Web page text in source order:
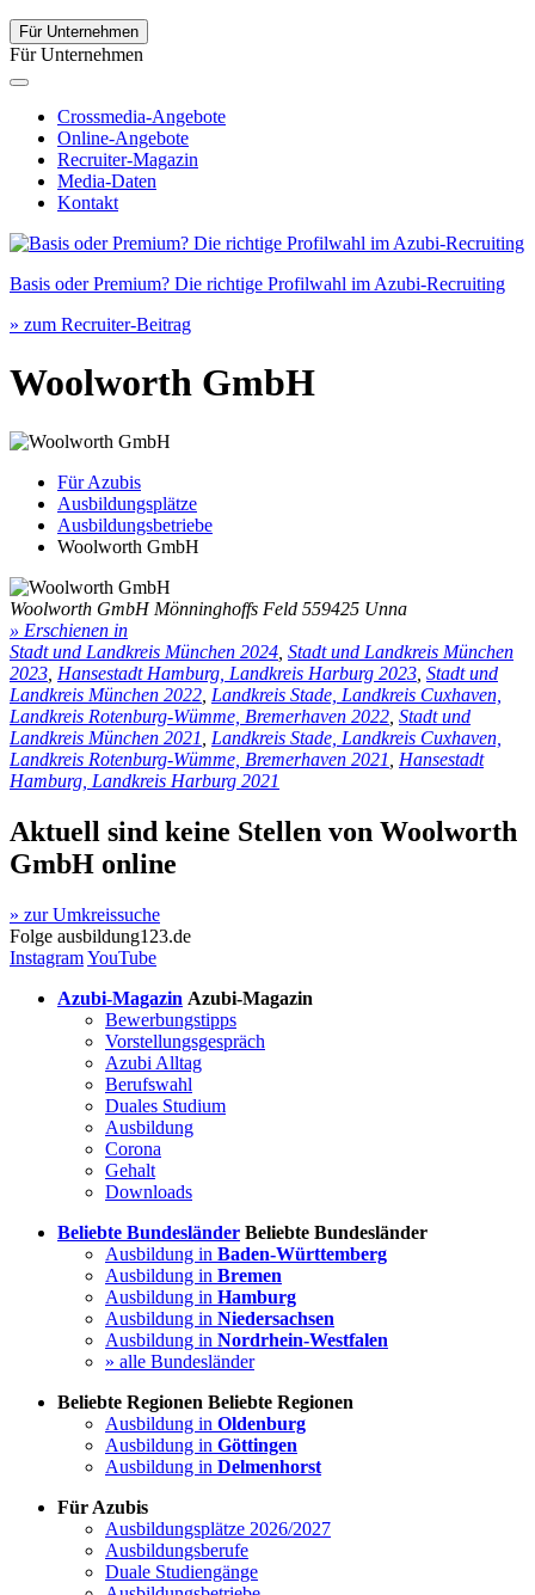
Für Unternehmen
Für Unternehmen
Crossmedia-Angebote
Online-Angebote
Recruiter-Magazin
Media-Daten
Kontakt
Basis oder Premium? Die richtige Profilwahl im Azubi-Recruiting
» zum Recruiter-Beitrag
Woolworth GmbH
Für Azubis
Ausbildungsplätze
Ausbildungsbetriebe
Woolworth GmbH
Woolworth GmbH Mönninghoffs Feld 559425 Unna
» Erschienen in
Stadt und Landkreis München 2024 Stadt und Landkreis München
2023 Hansestadt Hamburg, Landkreis Harburg 2023 Stadt und
Landkreis München 2022 Landkreis Stade, Landkreis Cuxhaven,
Landkreis Rotenburg-Wümme, Bremerhaven 2022 Stadt und
Landkreis München 2021
Landkreis Stade, Landkreis Cuxhaven,
Landkreis Rotenburg-Wümme, Bremerhaven 2021
Hansestadt
Hamburg, Landkreis Harburg 2021
Aktuell sind keine Stellen von Woolworth
GmbH online
» zur Umkreissuche
Folge ausbildung123.de
InstagramYouTube
Azubi-Magazin Azubi-Magazin
Bewerbungstipps
Vorstellungsgespräch
Azubi Alltag
Berufswahl
Duales Studium
Ausbildung
Corona
Gehalt
Downloads
Beliebte Bundesländer Beliebte Bundesländer
Ausbildung in Baden-Württemberg
Ausbildung in Bremen
Ausbildung in Hamburg
Ausbildung in Niedersachsen
Ausbildung in Nordrhein-Westfalen
» alle Bundesländer
Beliebte Regionen Beliebte Regionen
Ausbildung in Oldenburg
Ausbildung in Göttingen
Ausbildung in Delmenhorst
Für Azubis
Ausbildungsplätze 2026/2027
Ausbildungsberufe
Duale Studiengänge